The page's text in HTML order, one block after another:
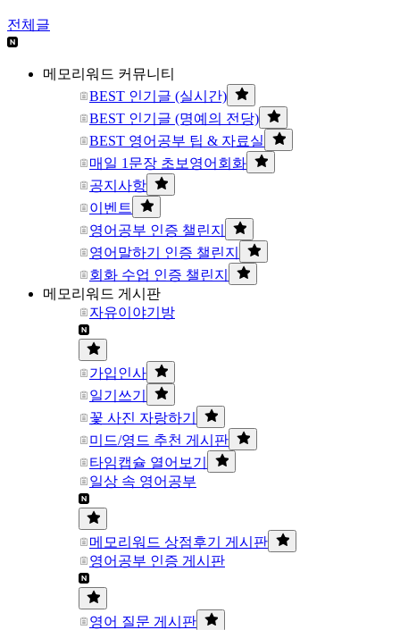
전체글
메모리워드 커뮤니티
BEST 인기글 (실시간)
BEST 인기글 (명예의 전당)
BEST 영어공부 팁 & 자료실
매일 1문장 초보영어회화
공지사항
이벤트
영어공부 인증 챌린지
영어말하기 인증 챌린지
회화 수업 인증 챌린지
메모리워드 게시판
자유이야기방
가입인사
일기쓰기
꽃 사진 자랑하기
미드/영드 추천 게시판
타임캡슐 열어보기
일상 속 영어공부
메모리워드 상점후기 게시판
영어공부 인증 게시판
영어 질문 게시판